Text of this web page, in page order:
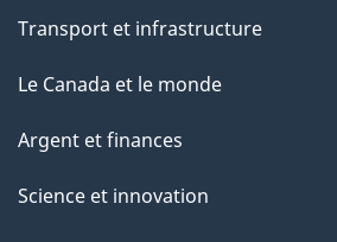
Transport et infrastructure
Le Canada et le monde
Argent et finances
Science et innovation